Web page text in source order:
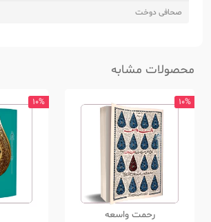
صحافی دوخت
محصولات مشابه
10%
رحمت واسعه
10%